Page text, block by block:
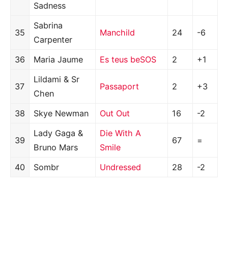
Sadness
35
Sabrina
Carpenter
Manchild 24 -6
36 Maria Jaume Es teus beSOS 2 +1
37
Lildami & Sr
Chen
Passaport 2 +3
38 Skye Newman Out Out 16 -2
39
Lady Gaga &
Bruno Mars
Die With A
Smile
67 =
40 Sombr Undressed 28 -2